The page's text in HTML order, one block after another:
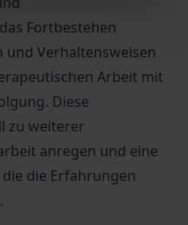
Fortbestehen
Verhaltensweisen
Arbeit mit
Diese
zu weiterer
anregen und eine
die Erfahrungen